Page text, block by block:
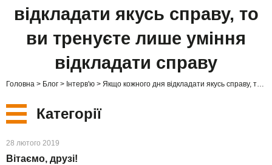
TuchaBit+
TuchaBit
TuchaHost
TuchaBackup
Хмари для e-commerce
Хостиг сайтів на Laravel
Хостинг CRM
Віддалений офіс
Стати партнером
Наші партнери
Блог
Про нас
Кар'єра
відкладати якусь справу, то
ви тренуєте лише уміння
відкладати справу
Головна Блог Інтерв'ю Якщо кожного дня відкладати якусь справу, то ви тренуєте лише уміння відкладати справу
Категорії
Нові
28 лютого 2019
Вітаємо, друзі!